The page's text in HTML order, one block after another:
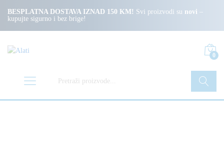
BESPLATNA DOSTAVA IZNAD 150 KM! Svi proizvodi su novi –
kupujte sigurno i bez brige!
0
Pretraži